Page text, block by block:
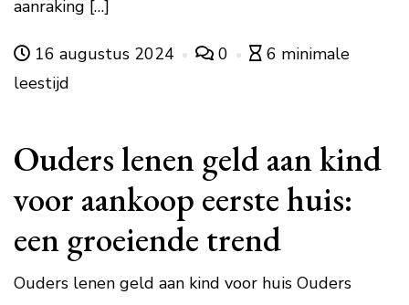
aanraking […]
16 augustus 2024 0
6 minimale
leestijd
Ouders lenen geld aan kind
voor aankoop eerste huis:
een groeiende trend
Ouders lenen geld aan kind voor huis Ouders